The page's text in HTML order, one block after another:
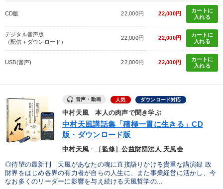
組織と人を動かすマネジメント力を磨く
社員が自律的に動き出す組織づくり 【2月】音声・映像
大竹愼一書籍
製造業 建設・不動産業
IT・サービス・金融業 コンサルタント 専門家
心を磨く 生き方の指針 金利 プレゼン
CD版 22,000円 22,000円
カートに
入れる
デジタル音声版
（配信＋ダウンロード）
22,000円 22,000円
カートに
入れる
USB(音声) 22,000円 22,000円
カートに
入れる
音声・動画 人気 ダウンロード対応
中村天風 本人の肉声で聞き学ぶ
中村天風講話集「積極一貫に生きる」CD
版・ダウンロード版
中村天風 ・ ［監修］公益財団法人 天風会
◎待望の最新刊 天風があなたの魂に直接語りかける貴重な講演録 政
財界をはじめ各界の有力者が自らの人生に、また事業経営に活かし、今
なお多くのリーダーに影響を与え続ける天風哲学の...